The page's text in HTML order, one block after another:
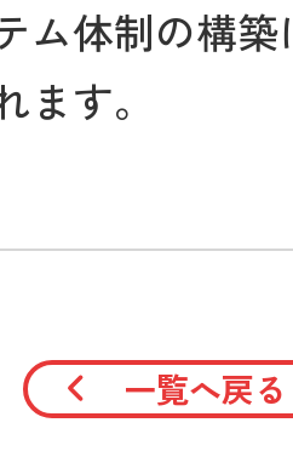
ム体制の構
ます。
一覧へ戻る